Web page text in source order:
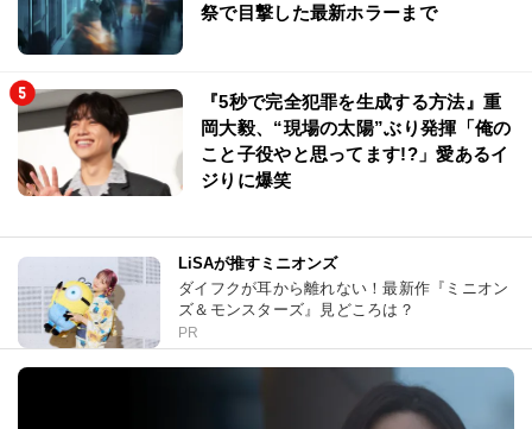
祭で目撃した最新ホラーまで
『5秒で完全犯罪を生成する方法』重
岡大毅、“現場の太陽”ぶり発揮「俺の
こと子役やと思ってます!?」愛あるイ
ジりに爆笑
LiSAが推すミニオンズ
ダイフクが耳から離れない！最新作『ミニオン
ズ＆モンスターズ』見どころは？
PR